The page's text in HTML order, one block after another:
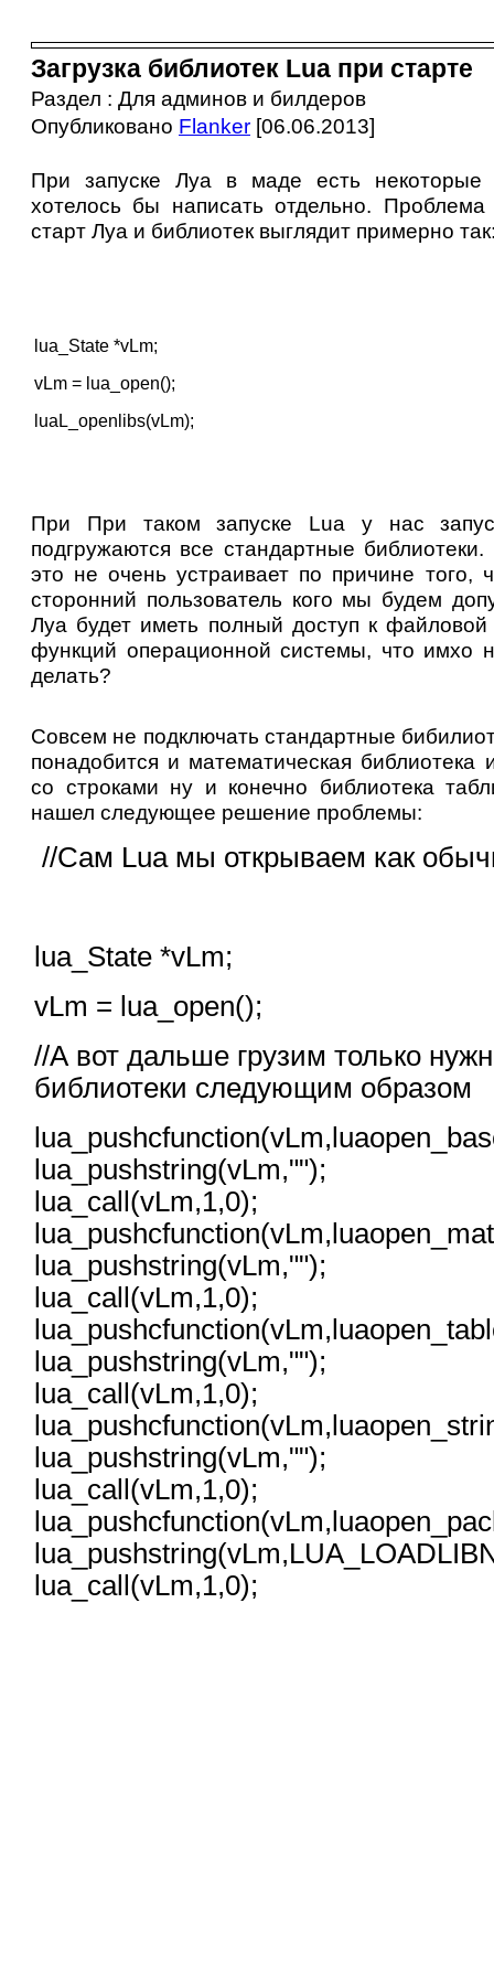
Загрузка библиотек Lua при старте
Раздел : Для админов и билдеров
Опубликовано Flanker [06.06.2013]
При запуске Луа в маде есть некоторые
хотелось бы написать отдельно.
старт Луа и библиотек выглядит примерно
lua_State *vLm;
vLm = lua_open();
luaL_openlibs(vLm);
При При таком запуске Lua у нас
подгружаются все стандартные
это не очень устраивает по причине того,
сторонний пользователь кого мы будем
Луа будет иметь полный доступ к
функций операционной системы, что имхо
делать?
Совсем не подключать стандартные
понадобится и математическая библиотека
со строками ну и конечно библиотека
нашел следующее решение проблемы:
//Сам Lua мы открываем как
lua_State *vLm;
vLm = lua_open();
//А вот дальше грузим только
библиотеки следующим образом
lua_pushstring(vLm,"");
lua_call(vLm,1,0);
lua_pushstring(vLm,"");
lua_call(vLm,1,0);
lua_pushstring(vLm,"");
lua_call(vLm,1,0);
lua_pushstring(vLm,"");
lua_call(vLm,1,0);
lua_call(vLm,1,0);